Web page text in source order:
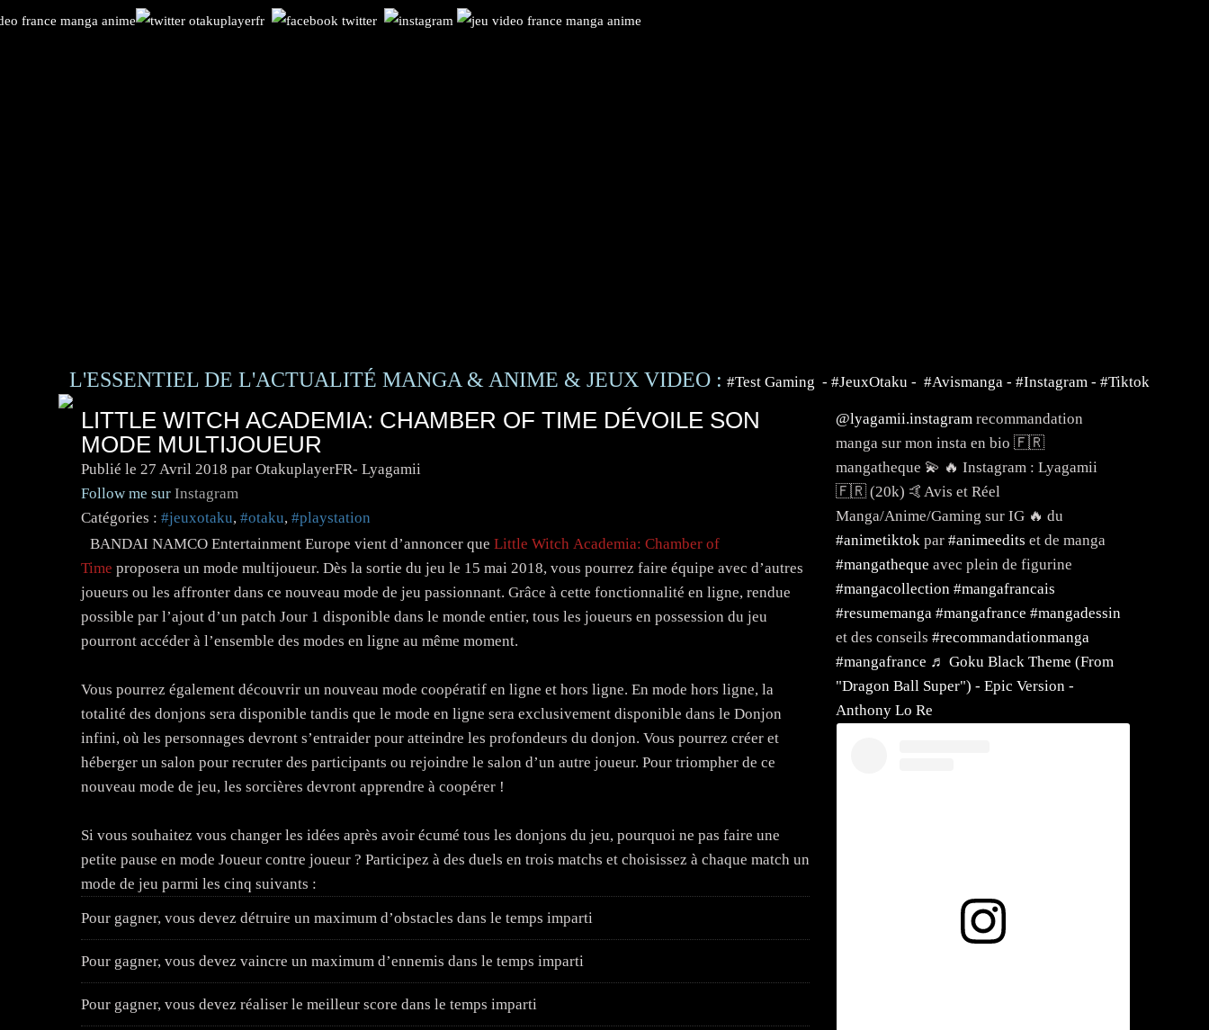
L'ESSENTIEL DE L'ACTUALITÉ MANGA & ANIME & JEUX VIDEO : #Test Gaming - #JeuxOtaku - #Avismanga - #Instagram - #Tiktok
LITTLE WITCH ACADEMIA: CHAMBER OF TIME DÉVOILE SON
MODE MULTIJOUEUR
Publié le 27 Avril 2018 par OtakuplayerFR- Lyagamii
Follow me sur Instagram
Catégories : #jeuxotaku, #otaku, #playstation
BANDAI NAMCO Entertainment Europe vient d’annoncer que Little Witch Academia: Chamber of
Time proposera un mode multijoueur. Dès la sortie du jeu le 15 mai 2018, vous pourrez faire équipe avec d’autres
joueurs ou les affronter dans ce nouveau mode de jeu passionnant. Grâce à cette fonctionnalité en ligne, rendue
possible par l’ajout d’un patch Jour 1 disponible dans le monde entier, tous les joueurs en possession du jeu
pourront accéder à l’ensemble des modes en ligne au même moment.
Vous pourrez également découvrir un nouveau mode coopératif en ligne et hors ligne. En mode hors ligne, la
totalité des donjons sera disponible tandis que le mode en ligne sera exclusivement disponible dans le Donjon
infini, où les personnages devront s’entraider pour atteindre les profondeurs du donjon. Vous pourrez créer et
héberger un salon pour recruter des participants ou rejoindre le salon d’un autre joueur. Pour triompher de ce
nouveau mode de jeu, les sorcières devront apprendre à coopérer !
Si vous souhaitez vous changer les idées après avoir écumé tous les donjons du jeu, pourquoi ne pas faire une
petite pause en mode Joueur contre joueur ? Participez à des duels en trois matchs et choisissez à chaque match un
mode de jeu parmi les cinq suivants :
Pour gagner, vous devez détruire un maximum d’obstacles dans le temps imparti
Pour gagner, vous devez vaincre un maximum d’ennemis dans le temps imparti
Pour gagner, vous devez réaliser le meilleur score dans le temps imparti
@lyagamii.instagram recommandation
manga sur mon insta en bio 🇫🇷
mangatheque 💫 🔥 Instagram : Lyagamii
🇫🇷 (20k) 🤙Avis et Réel
Manga/Anime/Gaming sur IG 🔥 du
#animetiktok par #animeedits et de manga
#mangatheque avec plein de figurine
#mangacollection #mangafrancais
#resumemanga #mangafrance #mangadessin
et des conseils #recommandationmanga
#mangafrance ♬ Goku Black Theme (From
"Dragon Ball Super") - Epic Version -
Anthony Lo Re